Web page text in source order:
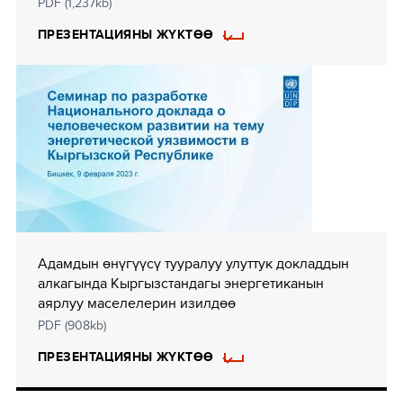
ПРЕЗЕНТАЦИЯНЫ ЖҮКТӨӨ
Адамдын өнүгүүсү тууралуу улуттук докладдын
алкагында Кыргызстандагы энергетиканын
аярлуу маселелерин изилдөө
PDF (908kb)
ПРЕЗЕНТАЦИЯНЫ ЖҮКТӨӨ